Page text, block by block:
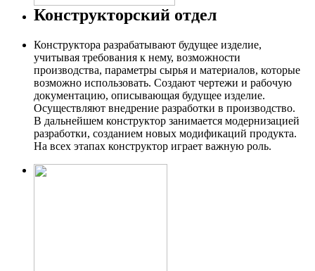
Конструкторский отдел
Конструктора разрабатывают будущее изделие,
учитывая требования к нему, возможности
производства, параметры сырья и материалов, которые
возможно использовать. Создают чертежи и рабочую
документацию, описывающая будущее изделие.
Осуществляют внедрение разработки в производство.
В дальнейшем конструктор занимается модернизацией
разработки, созданием новых модификаций продукта.
На всех этапах конструктор играет важную роль.